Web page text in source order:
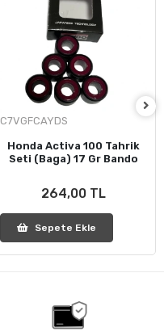
C7VGFCAYDS
Honda Activa 100 Tahrik
Seti (Baga) 17 Gr Bando
264,00 TL
Sepete Ekle